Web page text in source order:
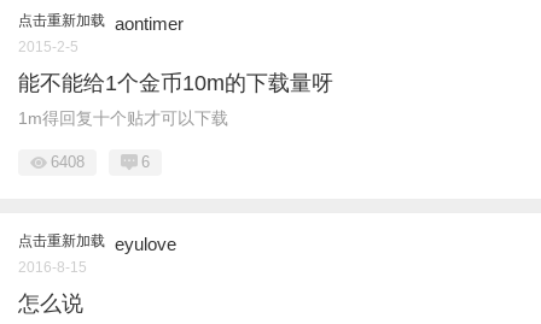
点击重新加载 aontimer
2015-2-5
能不能给1个金币10m的下载量呀
1m得回复十个贴才可以下载
6408 6
点击重新加载 eyulove
2016-8-15
怎么说